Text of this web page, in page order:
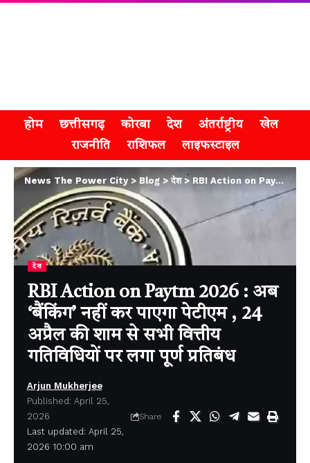
होम छत्तीसगढ़ कोरबा देश अंतर्राष्ट्रीय
खेल
राजनीति
राशिफल लाइफस्टाइल
News The Power City> Blog > देश> RBI Action on Paytm 2026 : अब ‘बैंकिंग’ नहीं कर पाएगा पेटीएम , 24 अप्रैल की शाम से सभी वित्तीय गतिविधियों पर लगा पूर्ण प्रतिबंध
देश
RBI Action on Paytm 2026 : अब
‘बैंकिंग’ नहीं कर पाएगा पेटीएम , 24
अप्रैल की शाम से सभी वित्तीय
गतिविधियों पर लगा पूर्ण प्रतिबंध
Last updated: April 25,
2026 10:00 am
Arjun Mukherjee
Published: April 25,
2026
Share